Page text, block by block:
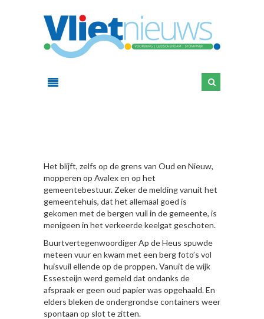
Het blijft, zelfs op de grens van Oud en Nieuw,
mopperen op Avalex en op het
gemeentebestuur. Zeker de melding vanuit het
gemeentehuis, dat het allemaal goed is
gekomen met de bergen vuil in de gemeente, is
menigeen in het verkeerde keelgat geschoten.
Buurtvertegenwoordiger Ap de Heus spuwde
meteen vuur en kwam met een berg foto’s vol
huisvuil ellende op de proppen. Vanuit de wijk
Essesteijn werd gemeld dat ondanks de
afspraak er geen oud papier was opgehaald. En
elders bleken de ondergrondse containers weer
spontaan op slot te zitten.